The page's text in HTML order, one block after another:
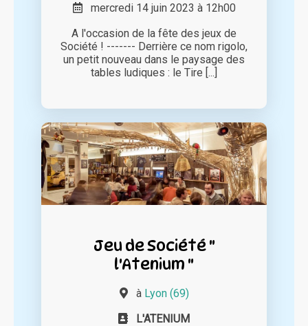
mercredi 14 juin 2023 à 12h00
A l'occasion de la fête des jeux de
Société ! ------- Derrière ce nom rigolo,
un petit nouveau dans le paysage des
tables ludiques : le Tire [...]
Jeu de Société "
l'Atenium "
à Lyon (69)
L'ATENIUM